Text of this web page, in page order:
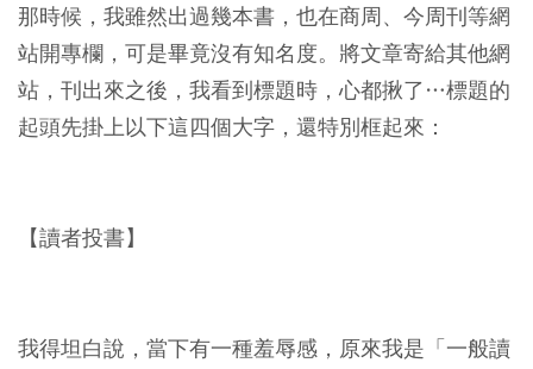
那時候，我雖然出過幾本書，也在商周、今周刊等網
站開專欄，可是畢竟沒有知名度。將文章寄給其他網
站，刊出來之後，我看到標題時，心都揪了…標題的
起頭先掛上以下這四個大字，還特別框起來：
【讀者投書】
我得坦白說，當下有一種羞辱感，原來我是「一般讀